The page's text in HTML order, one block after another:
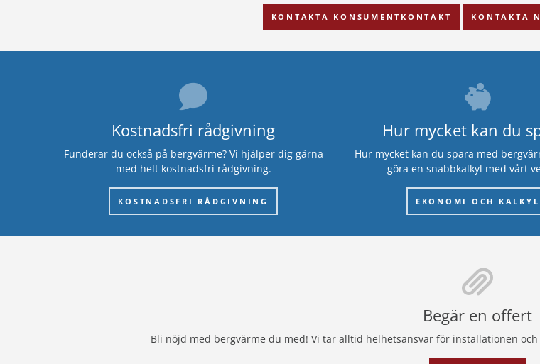
KONTAKTA KONSUMENTKONTAKT KONTAKTA
Kostnadsfri rådgivning
Funderar du också på bergvärme? Vi hjälper dig gärna
med helt kostnadsfri rådgivning.
KOSTNADSFRI RÅDGIVNING
Hur mycket kan du
Hur mycket kan du spara med
göra en snabbkalkyl med vårt
EKONOMI OCH KALKYL
Begär en offert
Bli nöjd med bergvärme du med! Vi tar alltid helhetsansvar för installationen